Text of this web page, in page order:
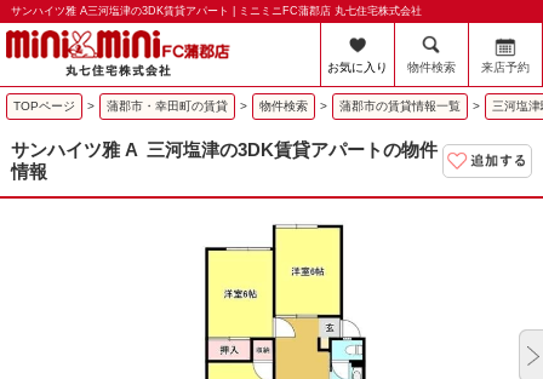
サンハイツ雅 A三河塩津の3DK賃貸アパート | ミニミニFC蒲郡店 丸七住宅株式会社
お気に入り 物件検索 来店予約
TOPページ > 蒲郡市・幸田町の賃貸 > 物件検索 > 蒲郡市の賃貸情報一覧 > 三河塩
サンハイツ雅 A 三河塩津の3DK賃貸アパートの物件
情報